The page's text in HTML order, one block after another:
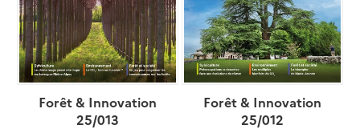
Forêt & Innovation
25/013
Forêt & Innovation
25/012